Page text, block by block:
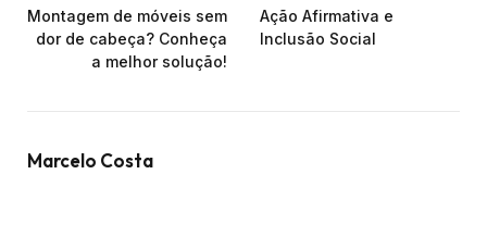
Montagem de móveis sem
dor de cabeça? Conheça
a melhor solução!
Ação Afirmativa e
Inclusão Social
Marcelo Costa